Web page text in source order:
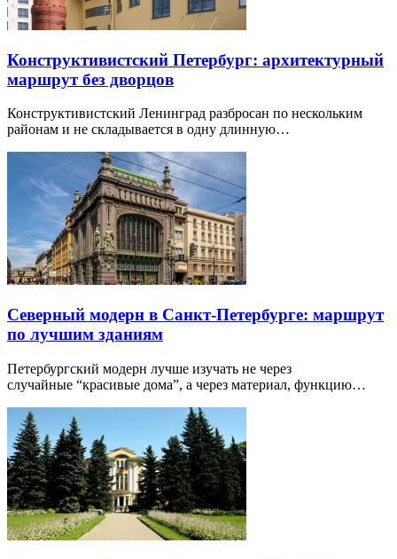
Конструктивистский Петербург: архитектурный
маршрут без дворцов
Конструктивистский Ленинград разбросан по нескольким
районам и не складывается в одну длинную…
Северный модерн в Санкт-Петербурге: маршрут
по лучшим зданиям
Петербургский модерн лучше изучать не через
случайные “красивые дома”, а через материал, функцию…